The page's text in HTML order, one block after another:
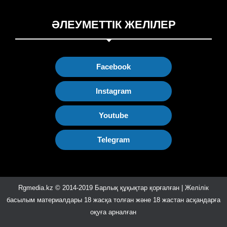
ӘЛЕУМЕТТІК ЖЕЛІЛЕР
Facebook
Instagram
Youtube
Telegram
Rgmedia.kz © 2014-2019 Барлық құқықтар қорғалған | Желілік
басылым материалдары 18 жасқа толған және 18 жастан асқандарға
оқуға арналған